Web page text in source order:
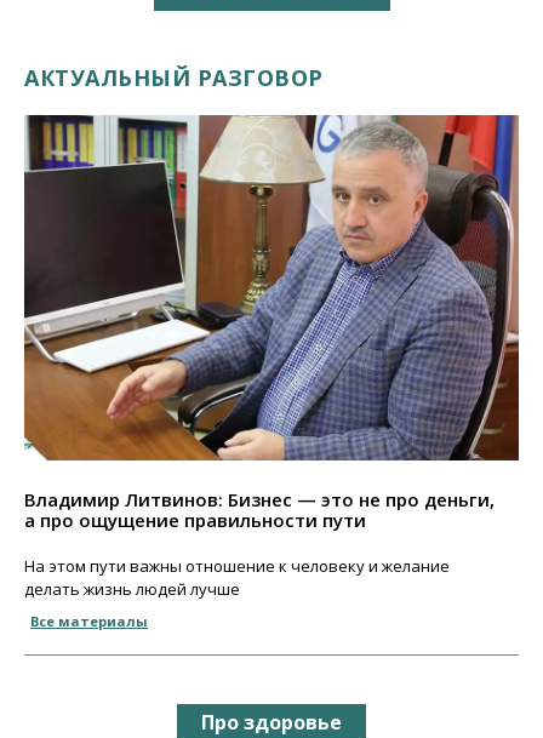
АКТУАЛЬНЫЙ РАЗГОВОР
Владимир Литвинов: Бизнес — это не про деньги,
а про ощущение правильности пути
На этом пути важны отношение к человеку и желание
делать жизнь людей лучше
Все материалы
Про здоровье